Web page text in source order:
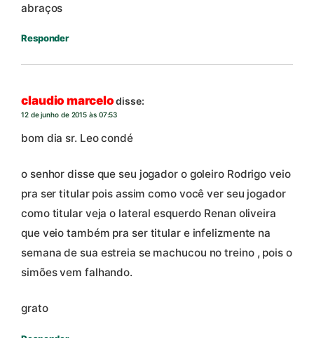
abraços
Responder
claudio marcelo disse:
12 de junho de 2015 às 07:53
bom dia sr. Leo condé
o senhor disse que seu jogador o goleiro Rodrigo veio
pra ser titular pois assim como você ver seu jogador
como titular veja o lateral esquerdo Renan oliveira
que veio também pra ser titular e infelizmente na
semana de sua estreia se machucou no treino , pois o
simões vem falhando.
grato